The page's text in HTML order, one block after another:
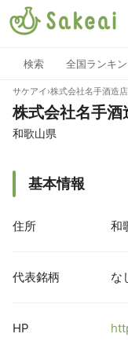
検索 全国ランキ
サケアイ ›株式会社名手酒造店
株式会社名手酒
和歌山県
基本情報
住所 和
代表銘柄 な
HP